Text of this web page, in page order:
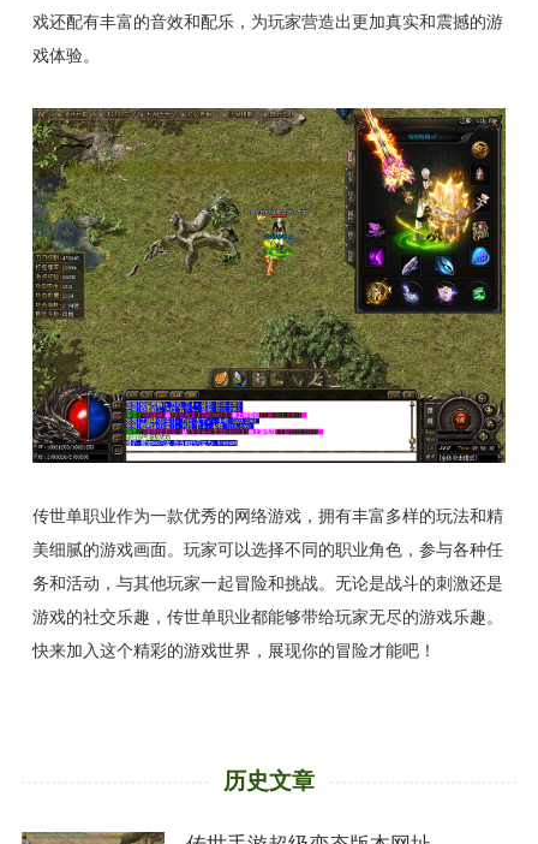
戏还配有丰富的音效和配乐，为玩家营造出更加真实和震撼的游
戏体验。
传世单职业作为一款优秀的网络游戏，拥有丰富多样的玩法和精
美细腻的游戏画面。玩家可以选择不同的职业角色，参与各种任
务和活动，与其他玩家一起冒险和挑战。无论是战斗的刺激还是
游戏的社交乐趣，传世单职业都能够带给玩家无尽的游戏乐趣。
快来加入这个精彩的游戏世界，展现你的冒险才能吧！
历史文章